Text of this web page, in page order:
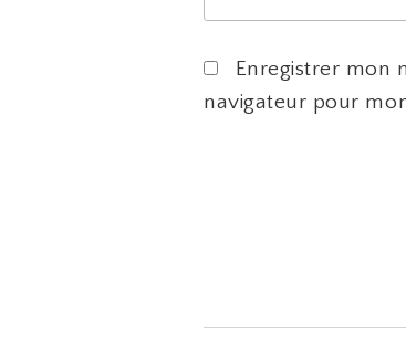
Enregistrer mon
navigateur pour